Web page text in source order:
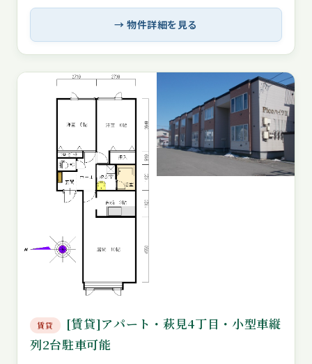
→ 物件詳細を見る
賃貸
[賃貸]アパート・萩見4丁目・小型車縦
列2台駐車可能